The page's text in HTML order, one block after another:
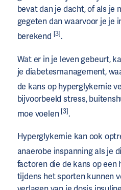
bevat dan je dacht, of als je
gegeten dan waarvoor je je
berekend [3].
Wat er in je leven gebeurt,
je diabetesmanagement,
de kans op hyperglykemie
bijvoorbeeld stress,
moe voelen[3].
Hyperglykemie kan ook
anaerobe inspanning als je
factoren die de kans op een
tijdens het sporten kunnen